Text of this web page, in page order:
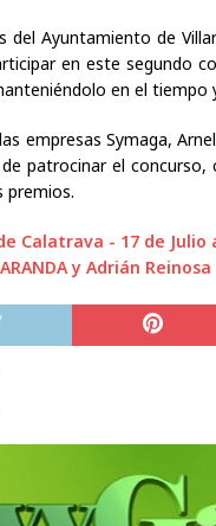
del Ayuntamiento de
en este segundo
en el
empresas Symaga,
patrocinar el
premios.